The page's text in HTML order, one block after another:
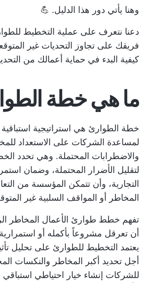
وهنا يأتي دور هذا الدليل. 💪
دعنا نتعرف على عملية التخطيط
فريقك على تجاوز التحديات غير
كيفية البدء في حماية أعمالك من
ما هي خطة
خطة الطوارئ هي استراتيجية
لمساعدة الشركات على الاستعداد
والاضطرابات المحتملة. وهي تحدد
لتقليل الأضرار المحتملة، وضمان
التجارية، وأن تتمكن المؤسسة من
المخاطر أو المواقف السلبية غير
تفهم خطط طوارئ الأعمال المخاطر
أن تعرقل مشروعاً بأكمله أو
يعتمد التخطيط للطوارئ على تحليل
أجل تحديد أكبر المخاطر والنكسات
للشركات إنشاء خيار احتياطي